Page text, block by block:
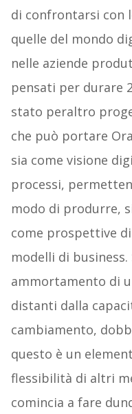
di confrontarsi con
quelle del mondo
nelle aziende
pensati per durare
stato peraltro
che può portare
sia come visione
processi,
modo di produrre,
come prospettive
modelli di
ammortamento di
distanti dalla
cambiamento,
questo è un
flessibilità di altri
comincia a fare